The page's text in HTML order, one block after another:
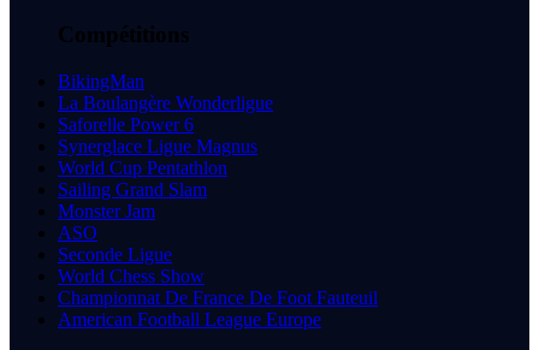
Compétitions
BikingMan
La Boulangère Wonderligue
Saforelle Power 6
Synerglace Ligue Magnus
World Cup Pentathlon
Sailing Grand Slam
Monster Jam
ASO
Seconde Ligue
World Chess Show
Championnat De France De Foot Fauteuil
American Football League Europe